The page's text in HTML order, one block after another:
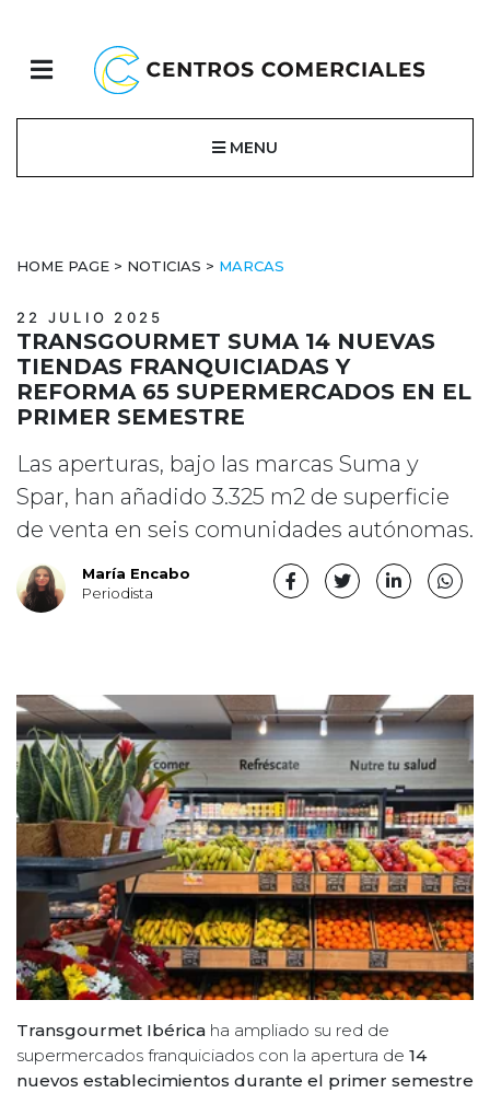
MENU
HOME PAGE > NOTICIAS > MARCAS
22 JULIO 2025
TRANSGOURMET SUMA 14 NUEVAS
TIENDAS FRANQUICIADAS Y
REFORMA 65 SUPERMERCADOS EN EL
PRIMER SEMESTRE
Las aperturas, bajo las marcas Suma y
Spar, han añadido 3.325 m2 de superficie
de venta en seis comunidades autónomas.
María Encabo
Periodista
Transgourmet Ibérica ha ampliado su red de
supermercados franquiciados con la apertura de 14
nuevos establecimientos durante el primer semestre